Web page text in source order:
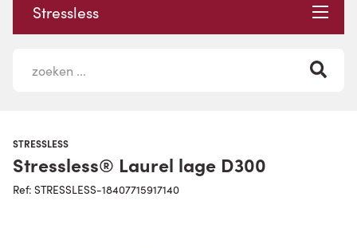
Stressless
STRESSLESS
Stressless® Laurel lage D300
Ref: STRESSLESS-18407715917140